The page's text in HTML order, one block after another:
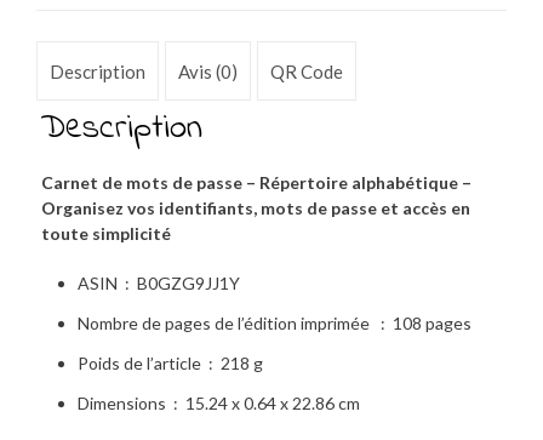
Description Avis (0) QR Code
Description
Carnet de mots de passe – Répertoire alphabétique –
Organisez vos identifiants, mots de passe et accès en
toute simplicité
ASIN ‏ : ‎ B0GZG9JJ1Y
Nombre de pages de l’édition imprimée ‏ : ‎ 108 pages
Poids de l’article ‏ : ‎ 218 g
Dimensions ‏ : ‎ 15.24 x 0.64 x 22.86 cm